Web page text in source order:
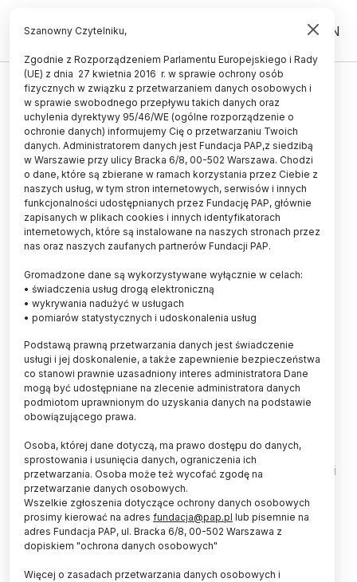
PL EN
Eksperci Uniwersytetu Dzieci w
moskiewskim Muzeum
Politechnicznym
05.11.2012
aktualizacja: 05.11.2012
2 minuty czytania
Fot. Fotolia
Świat fizyki, chemii, ekologii, biologii oraz geologii
w Muzeum Politechnicznym w Moskwie przybliżali
rosyjskim dzieciom naukowcy z najlepszych
polskich ośrodków badawczych. Eksperci
Uniwersytetu Dzieci pod koniec października
poprowadzili tam cykl zajęć dla ponad 2 tys.
dzieci.
Szanowny Czytelniku,
Zgodnie z Rozporządzeniem Parlamentu Europejskiego i Rady
(UE) z dnia 27 kwietnia 2016 r. w sprawie ochrony osób
fizycznych w związku z przetwarzaniem danych osobowych i
w sprawie swobodnego przepływu takich danych oraz
uchylenia dyrektywy 95/46/WE (ogólne rozporządzenie o
ochronie danych) informujemy Cię o przetwarzaniu Twoich
danych. Administratorem danych jest Fundacja PAP,z siedzibą
w Warszawie przy ulicy Bracka 6/8, 00-502 Warszawa. Chodzi
o dane, które są zbierane w ramach korzystania przez Ciebie z
naszych usług, w tym stron internetowych, serwisów i innych
funkcjonalności udostępnianych przez Fundację PAP, głównie
zapisanych w plikach cookies i innych identyfikatorach
internetowych, które są instalowane na naszych stronach przez
nas oraz naszych zaufanych partnerów Fundacji PAP.
Gromadzone dane są wykorzystywane wyłącznie w celach:
• świadczenia usług drogą elektroniczną
• wykrywania nadużyć w usługach
• pomiarów statystycznych i udoskonalenia usług
Podstawą prawną przetwarzania danych jest świadczenie
usługi i jej doskonalenie, a także zapewnienie bezpieczeństwa
co stanowi prawnie uzasadniony interes administratora Dane
mogą być udostępniane na zlecenie administratora danych
podmiotom uprawnionym do uzyskania danych na podstawie
obowiązującego prawa.
Osoba, której dane dotyczą, ma prawo dostępu do danych,
sprostowania i usunięcia danych, ograniczenia ich
przetwarzania. Osoba może też wycofać zgodę na
przetwarzanie danych osobowych.
Wszelkie zgłoszenia dotyczące ochrony danych osobowych
prosimy kierować na adres fundacja@pap.pl lub pisemnie na
adres Fundacja PAP, ul. Bracka 6/8, 00-502 Warszawa z
dopiskiem "ochrona danych osobowych"
Więcej o zasadach przetwarzania danych osobowych i